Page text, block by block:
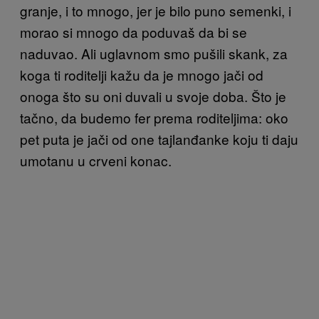
granje, i to mnogo, jer je bilo puno semenki, i
morao si mnogo da poduvaš da bi se
naduvao. Ali uglavnom smo pušili skank, za
koga ti roditelji kažu da je mnogo jači od
onoga što su oni duvali u svoje doba. Što je
tačno, da budemo fer prema roditeljima: oko
pet puta je jači od one tajlanđanke koju ti daju
umotanu u crveni konac.